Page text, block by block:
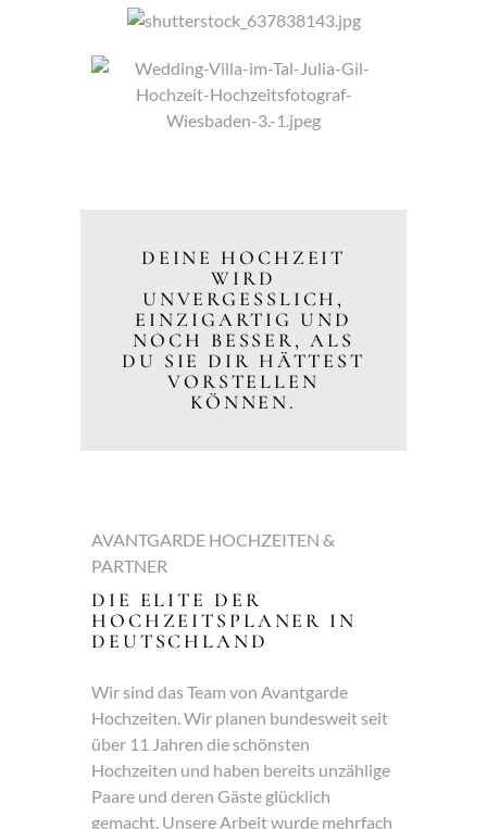
DEINE HOCHZEIT
WIRD
UNVERGESSLICH,
EINZIGARTIG UND
NOCH BESSER, ALS
DU SIE DIR HÄTTEST
VORSTELLEN
KÖNNEN.
AVANTGARDE HOCHZEITEN &
PARTNER
DIE ELITE DER
HOCHZEITSPLANER IN
DEUTSCHLAND
Wir sind das Team von Avantgarde
Hochzeiten. Wir planen bundesweit seit
über 11 Jahren die schönsten
Hochzeiten und haben bereits unzählige
Paare und deren Gäste glücklich
gemacht. Unsere Arbeit wurde mehrfach